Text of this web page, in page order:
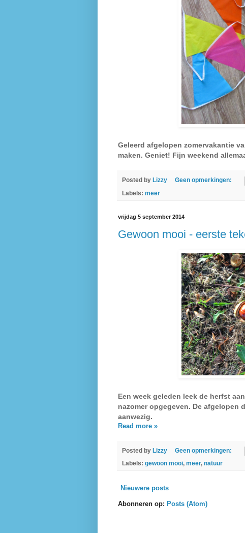
Geleerd afgelopen zomervakantie
maken. Geniet! Fijn weekend
Posted by Lizzy
Geen opmerkingen:
Labels: meer
vrijdag 5 september 2014
Gewoon mooi - eerste
Een week geleden leek de herfst
nazomer opgegeven. De afgelopen
aanwezig.
Read more »
Posted by Lizzy
Geen opmerkingen:
Labels: gewoon mooi, meer, natuur
Nieuwere posts
Abonneren op: Posts (Atom)